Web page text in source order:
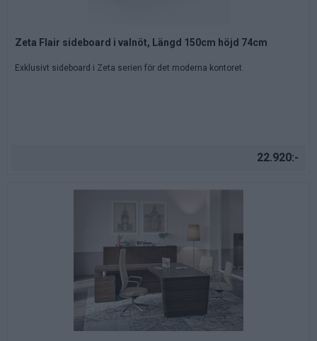
Zeta Flair sideboard i valnöt, Längd 150cm höjd 74cm
Exklusivt sideboard i Zeta serien för det moderna kontoret.
22.920:-